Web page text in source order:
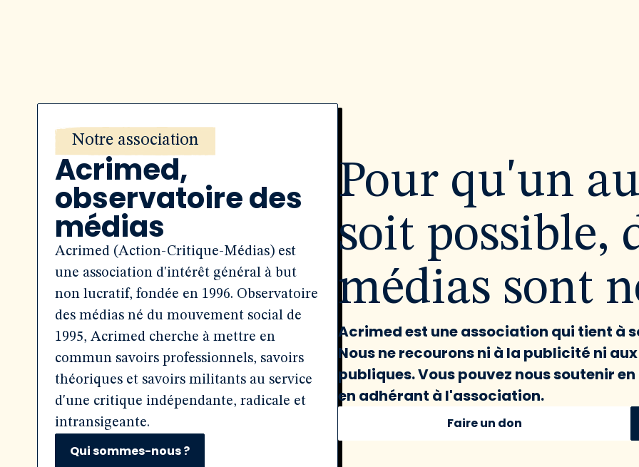
Notre association
Acrimed,
observatoire des
médias
Acrimed (Action-Critique-Médias) est
une association d'intérêt général à but
non lucratif, fondée en 1996. Observatoire
des médias né du mouvement social de
1995, Acrimed cherche à mettre en
commun savoirs professionnels, savoirs
théoriques et savoirs militants au service
d'une critique indépendante, radicale et
intransigeante.
Qui sommes-nous ?
Pour qu'un
soit possible,
médias sont
Acrimed est une association qui tient à
Nous ne recourons ni à la publicité ni
publiques. Vous pouvez nous soutenir
en adhérant à l'association.
Faire un don